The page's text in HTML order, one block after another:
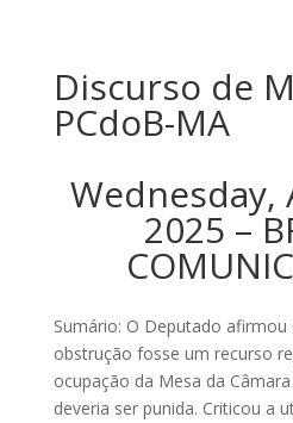
Discurso de
PCdoB-MA
Wednesday,
2025 –
Sumário: O Deputado afirmou
obstrução fosse um recurso
ocupação da Mesa da
deveria ser punida. Criticou a